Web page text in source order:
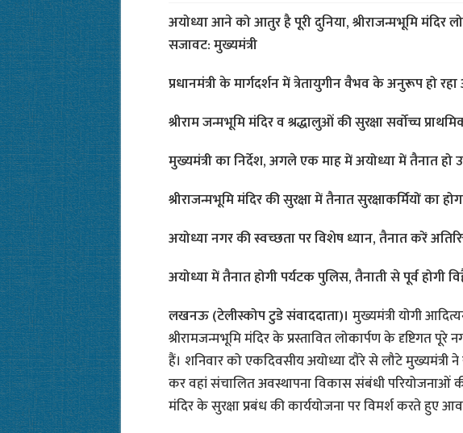
अयोध्या आने को आतुर है पूरी दुनिया, श्रीराजन्मभूमि मंदिर
सजावट: मुख्यमंत्री
प्रधानमंत्री के मार्गदर्शन में त्रेतायुगीन वैभव के अनुरूप हो
श्रीराम जन्मभूमि मंदिर व श्रद्धालुओं की सुरक्षा सर्वोच्च
मुख्यमंत्री का निर्देश, अगले एक माह में अयोध्या में तैनात हो
श्रीराजन्मभूमि मंदिर की सुरक्षा में तैनात सुरक्षाकर्मियों का
अयोध्या नगर की स्वच्छता पर विशेष ध्यान, तैनात करें
अयोध्या में तैनात होगी पर्यटक पुलिस, तैनाती से पूर्व होगी
लखनऊ (टेलीस्कोप टुडे संवाददाता)। मुख्यमंत्री योगी
श्रीरामजन्मभूमि मंदिर के प्रस्तावित लोकार्पण के दृष्टिगत
हैं। शनिवार को एकदिवसीय अयोध्या दौरे से लौटे मुख्यमंत्री
कर वहां संचालित अवस्थापना विकास संबंधी परियोजनाओं की
मंदिर के सुरक्षा प्रबंध की कार्ययोजना पर विमर्श करते हुए